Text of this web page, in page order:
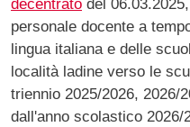
decentrato del
personale docente a
lingua italiana e delle
località ladine verso le
triennio 2025/2026, 2026/
dall'anno scolastico 2026/